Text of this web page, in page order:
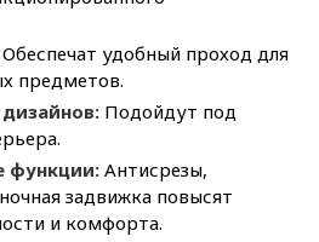
удобный проход для
предметов.
Подойдут под
функции:Антисрезы,
задвижка повысят
и комфорта.